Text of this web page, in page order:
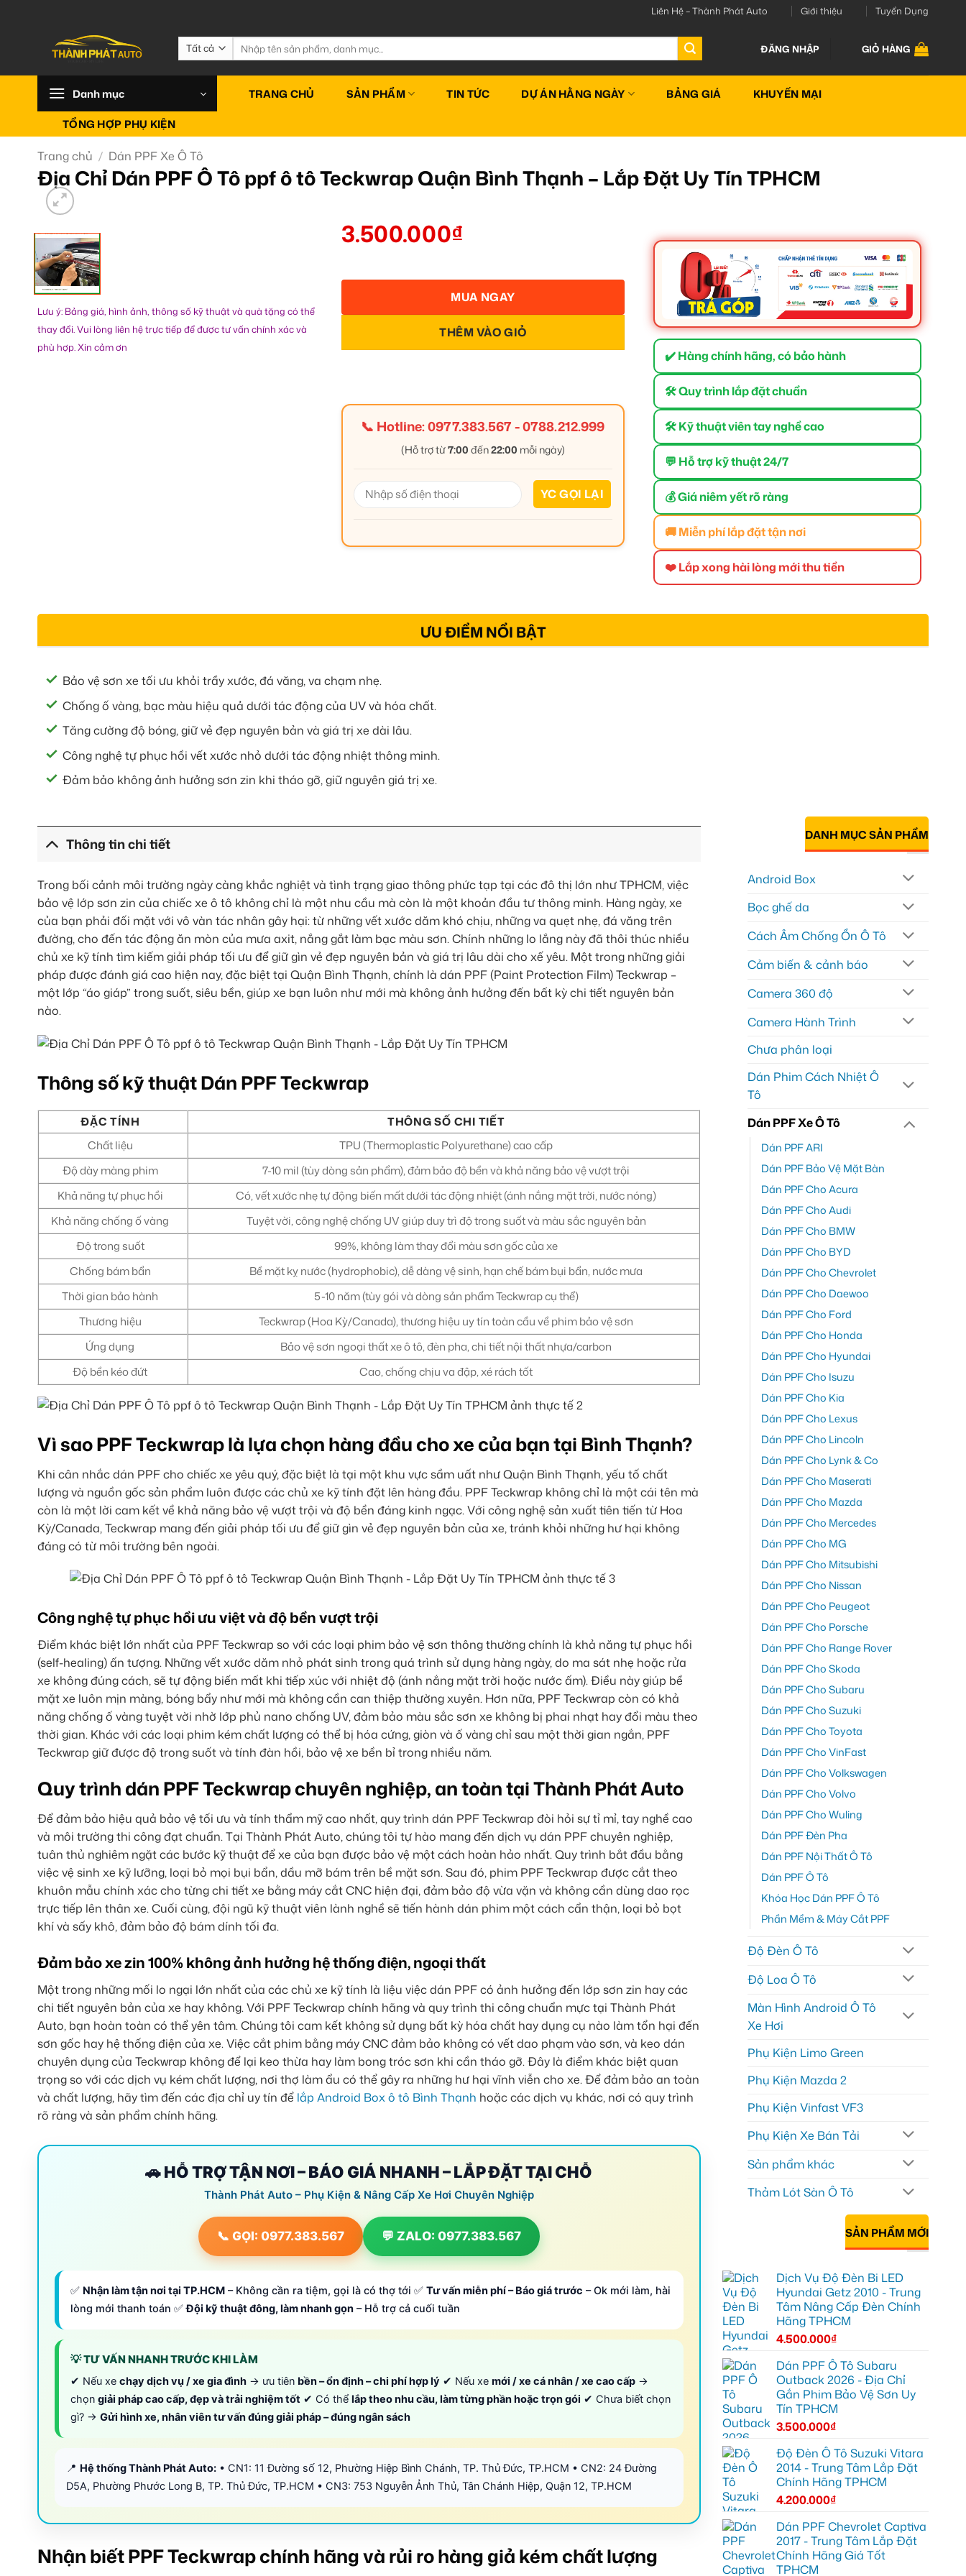
Liên Hệ – Thành Phát Auto Giới thiệu Tuyển Dụng
Tìm
kiếm:
ĐĂNG NHẬP GIỎ HÀNG
Danh mục TRANG CHỦ SẢN PHẨM TIN TỨC DỰ ÁN HẰNG NGÀY BẢNG GIÁ KHUYẾN MẠI
TỔNG HỢP PHỤ KIỆN
Trang chủ / Dán PPF Xe Ô Tô
Địa Chỉ Dán PPF Ô Tô ppf ô tô Teckwrap Quận Bình Thạnh – Lắp Đặt Uy Tín TPHCM
Lưu ý: Bảng giá, hình ảnh, thông số kỹ thuật và quà tặng có thể
thay đổi. Vui lòng liên hệ trực tiếp để được tư vấn chính xác và
phù hợp. Xin cảm ơn
3.500.000₫
THÊM VÀO GIỎ
MUA NGAY
📞 Hotline:0977.383.567-0788.212.999
(Hỗ trợ từ7:00 đến22:00 mỗi ngày)
✔️ Hàng chính hãng, có bảo hành
🛠 Quy trình lắp đặt chuẩn
🛠 Kỹ thuật viên tay nghề cao
💬 Hỗ trợ kỹ thuật 24/7
💰 Giá niêm yết rõ ràng
🚚 Miễn phí lắp đặt tận nơi
❤️ Lắp xong hài lòng mới thu tiền
ƯU ĐIỂM NỔI BẬT
Bảo vệ sơn xe tối ưu khỏi trầy xước, đá văng, va chạm nhẹ.
Chống ố vàng, bạc màu hiệu quả dưới tác động của UV và hóa chất.
Tăng cường độ bóng, giữ vẻ đẹp nguyên bản và giá trị xe dài lâu.
Công nghệ tự phục hồi vết xước nhỏ dưới tác động nhiệt thông minh.
Đảm bảo không ảnh hưởng sơn zin khi tháo gỡ, giữ nguyên giá trị xe.
Thông tin chi tiết
Trong bối cảnh môi trường ngày càng khắc nghiệt và tình trạng giao thông phức tạp tại các đô thị lớn như TPHCM, việc
bảo vệ lớp sơn zin của chiếc xe ô tô không chỉ là một nhu cầu mà còn là một khoản đầu tư thông minh. Hàng ngày, xe
của bạn phải đối mặt với vô vàn tác nhân gây hại: từ những vết xước dăm khó chịu, những va quẹt nhẹ, đá văng trên
đường, cho đến tác động ăn mòn của mưa axit, nắng gắt làm bạc màu sơn. Chính những lo lắng này đã thôi thúc nhiều
chủ xe kỹ tính tìm kiếm giải pháp tối ưu để giữ gìn vẻ đẹp nguyên bản và giá trị lâu dài cho xế yêu. Một trong những giải
pháp được đánh giá cao hiện nay, đặc biệt tại Quận Bình Thạnh, chính là dán PPF (Paint Protection Film) Teckwrap –
một lớp “áo giáp” trong suốt, siêu bền, giúp xe bạn luôn như mới mà không ảnh hưởng đến bất kỳ chi tiết nguyên bản
nào.
Thông số kỹ thuật Dán PPF Teckwrap
ĐẶC TÍNH
THÔNG SỐ CHI TIẾT
Chất liệu
TPU (Thermoplastic Polyurethane) cao cấp
Độ dày màng phim
7-10 mil (tùy dòng sản phẩm), đảm bảo độ bền và khả năng bảo vệ vượt trội
Khả năng tự phục hồi
Có, vết xước nhẹ tự động biến mất dưới tác động nhiệt (ánh nắng mặt trời, nước nóng)
Khả năng chống ố vàng
Tuyệt vời, công nghệ chống UV giúp duy trì độ trong suốt và màu sắc nguyên bản
Độ trong suốt
99%, không làm thay đổi màu sơn gốc của xe
Chống bám bẩn
Bề mặt kỵ nước (hydrophobic), dễ dàng vệ sinh, hạn chế bám bụi bẩn, nước mưa
Thời gian bảo hành
5-10 năm (tùy gói và dòng sản phẩm Teckwrap cụ thể)
Thương hiệu
Teckwrap (Hoa Kỳ/Canada), thương hiệu uy tín toàn cầu về phim bảo vệ sơn
Ứng dụng
Bảo vệ sơn ngoại thất xe ô tô, đèn pha, chi tiết nội thất nhựa/carbon
Độ bền kéo đứt
Cao, chống chịu va đập, xé rách tốt
Vì sao PPF Teckwrap là lựa chọn hàng đầu cho xe của bạn tại Bình Thạnh?
Khi cân nhắc dán PPF cho chiếc xe yêu quý, đặc biệt là tại một khu vực sầm uất như Quận Bình Thạnh, yếu tố chất
lượng và nguồn gốc sản phẩm luôn được các chủ xe kỹ tính đặt lên hàng đầu. PPF Teckwrap không chỉ là một cái tên mà
còn là một lời cam kết về khả năng bảo vệ vượt trội và độ bền đáng kinh ngạc. Với công nghệ sản xuất tiên tiến từ Hoa
Kỳ/Canada, Teckwrap mang đến giải pháp tối ưu để giữ gìn vẻ đẹp nguyên bản của xe, tránh khỏi những hư hại không
đáng có từ môi trường bên ngoài.
Công nghệ tự phục hồi ưu việt và độ bền vượt trội
Điểm khác biệt lớn nhất của PPF Teckwrap so với các loại phim bảo vệ sơn thông thường chính là khả năng tự phục hồi
(self-healing) ấn tượng. Những vết xước dăm nhỏ phát sinh trong quá trình sử dụng hàng ngày, do ma sát nhẹ hoặc rửa
xe không đúng cách, sẽ tự động biến mất khi tiếp xúc với nhiệt độ (ánh nắng mặt trời hoặc nước ấm). Điều này giúp bề
mặt xe luôn mịn màng, bóng bẩy như mới mà không cần can thiệp thường xuyên. Hơn nữa, PPF Teckwrap còn có khả
năng chống ố vàng tuyệt vời nhờ lớp phủ nano chống UV, đảm bảo màu sắc sơn xe không bị phai nhạt hay đổi màu theo
thời gian. Khác với các loại phim kém chất lượng có thể bị hóa cứng, giòn và ố vàng chỉ sau một thời gian ngắn, PPF
Teckwrap giữ được độ trong suốt và tính đàn hồi, bảo vệ xe bền bỉ trong nhiều năm.
Quy trình dán PPF Teckwrap chuyên nghiệp, an toàn tại Thành Phát Auto
Để đảm bảo hiệu quả bảo vệ tối ưu và tính thẩm mỹ cao nhất, quy trình dán PPF Teckwrap đòi hỏi sự tỉ mỉ, tay nghề cao
và môi trường thi công đạt chuẩn. Tại Thành Phát Auto, chúng tôi tự hào mang đến dịch vụ dán PPF chuyên nghiệp,
tuân thủ nghiêm ngặt các bước kỹ thuật để xe của bạn được bảo vệ một cách hoàn hảo nhất. Quy trình bắt đầu bằng
việc vệ sinh xe kỹ lưỡng, loại bỏ mọi bụi bẩn, dầu mỡ bám trên bề mặt sơn. Sau đó, phim PPF Teckwrap được cắt theo
khuôn mẫu chính xác cho từng chi tiết xe bằng máy cắt CNC hiện đại, đảm bảo độ vừa vặn và không cần dùng dao rọc
trực tiếp lên thân xe. Cuối cùng, đội ngũ kỹ thuật viên lành nghề sẽ tiến hành dán phim một cách cẩn thận, loại bỏ bọt
khí và sấy khô, đảm bảo độ bám dính tối đa.
Đảm bảo xe zin 100% không ảnh hưởng hệ thống điện, ngoại thất
Một trong những mối lo ngại lớn nhất của các chủ xe kỹ tính là liệu việc dán PPF có ảnh hưởng đến lớp sơn zin hay các
chi tiết nguyên bản của xe hay không. Với PPF Teckwrap chính hãng và quy trình thi công chuẩn mực tại Thành Phát
Auto, bạn hoàn toàn có thể yên tâm. Chúng tôi cam kết không sử dụng bất kỳ hóa chất hay dụng cụ nào làm tổn hại đến
sơn gốc hay hệ thống điện của xe. Việc cắt phim bằng máy CNC đảm bảo không có vết dao phạm vào sơn, và keo dán
chuyên dụng của Teckwrap không để lại keo thừa hay làm bong tróc sơn khi cần tháo gỡ. Đây là điểm khác biệt quan
trọng so với các dịch vụ kém chất lượng, nơi thợ làm ẩu có thể gây ra những hư hại vĩnh viễn cho xe. Để đảm bảo an toàn
và chất lượng, hãy tìm đến các địa chỉ uy tín để lắp Android Box ô tô Bình Thạnh hoặc các dịch vụ khác, nơi có quy trình
rõ ràng và sản phẩm chính hãng.
🚗 HỖ TRỢ TẬN NƠI – BÁO GIÁ NHANH – LẮP ĐẶT TẠI CHỖ
Thành Phát Auto – Phụ Kiện & Nâng Cấp Xe Hơi Chuyên Nghiệp
📞 GỌI: 0977.383.567 💬 ZALO: 0977.383.567
✅ Nhận làm tận nơi tại TP.HCM – Không cần ra tiệm, gọi là có thợ tới ✅ Tư vấn miễn phí – Báo giá trước – Ok mới làm, hài
lòng mới thanh toán ✅Đội kỹ thuật đông, làm nhanh gọn – Hỗ trợ cả cuối tuần
💡 TƯ VẤN NHANH TRƯỚC KHI LÀM
✔ Nếu xe chạy dịch vụ / xe gia đình → ưu tiên bền – ổn định – chi phí hợp lý ✔ Nếu xe mới / xe cá nhân / xe cao cấp →
chọn giải pháp cao cấp, đẹp và trải nghiệm tốt ✔ Có thể lắp theo nhu cầu, làm từng phần hoặc trọn gói ✔ Chưa biết chọn
gì? → Gửi hình xe, nhân viên tư vấn đúng giải pháp – đúng ngân sách
📍 Hệ thống Thành Phát Auto: • CN1: 11 Đường số 12, Phường Hiệp Bình Chánh, TP. Thủ Đức, TP.HCM • CN2: 24 Đường
D5A, Phường Phước Long B, TP. Thủ Đức, TP.HCM • CN3: 753 Nguyễn Ảnh Thủ, Tân Chánh Hiệp, Quận 12, TP.HCM
Nhận biết PPF Teckwrap chính hãng và rủi ro hàng giả kém chất lượng
DANH MỤC SẢN PHẨM
Android Box
Bọc ghế da
Cách Âm Chống Ồn Ô Tô
Cảm biến & cảnh báo
Camera 360 độ
Camera Hành Trình
Chưa phân loại
Dán Phim Cách Nhiệt Ô
Tô
Dán PPF Xe Ô Tô
Dán PPF ARI
Dán PPF Bảo Vệ Mặt Bàn
Dán PPF Cho Acura
Dán PPF Cho Audi
Dán PPF Cho BMW
Dán PPF Cho BYD
Dán PPF Cho Chevrolet
Dán PPF Cho Daewoo
Dán PPF Cho Ford
Dán PPF Cho Honda
Dán PPF Cho Hyundai
Dán PPF Cho Isuzu
Dán PPF Cho Kia
Dán PPF Cho Lexus
Dán PPF Cho Lincoln
Dán PPF Cho Lynk & Co
Dán PPF Cho Maserati
Dán PPF Cho Mazda
Dán PPF Cho Mercedes
Dán PPF Cho MG
Dán PPF Cho Mitsubishi
Dán PPF Cho Nissan
Dán PPF Cho Peugeot
Dán PPF Cho Porsche
Dán PPF Cho Range Rover
Dán PPF Cho Skoda
Dán PPF Cho Subaru
Dán PPF Cho Suzuki
Dán PPF Cho Toyota
Dán PPF Cho VinFast
Dán PPF Cho Volkswagen
Dán PPF Cho Volvo
Dán PPF Cho Wuling
Dán PPF Đèn Pha
Dán PPF Nội Thất Ô Tô
Dán PPF Ô Tô
Khóa Học Dán PPF Ô Tô
Phần Mềm & Máy Cắt PPF
Độ Đèn Ô Tô
Độ Loa Ô Tô
Màn Hình Android Ô Tô
Xe Hơi
Phụ Kiện Limo Green
Phụ Kiện Mazda 2
Phụ Kiện Vinfast VF3
Phụ Kiện Xe Bán Tải
Sản phẩm khác
Thảm Lót Sàn Ô Tô
SẢN PHẨM MỚI
Dịch Vụ Độ Đèn Bi LED
Hyundai Getz 2010 - Trung
Tâm Nâng Cấp Đèn Chính
Hãng TPHCM
4.500.000₫
Dán PPF Ô Tô Subaru
Outback 2026 - Địa Chỉ
Gắn Phim Bảo Vệ Sơn Uy
Tín TPHCM
3.500.000₫
Độ Đèn Ô Tô Suzuki Vitara
2014 - Trung Tâm Lắp Đặt
Chính Hãng TPHCM
4.200.000₫
Dán PPF Chevrolet Captiva
2017 - Trung Tâm Lắp Đặt
Chính Hãng Giá Tốt
TPHCM